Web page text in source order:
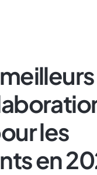
les
en